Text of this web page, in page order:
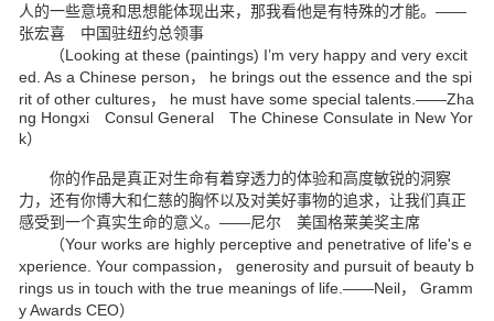
人的一些意境和思想能体现出来，那我看他是有特殊的才能。——
张宏喜 中国驻纽约总领事
（Looking at these (paintings) I’m very happy and very excit
ed. As a Chinese person， he brings out the essence and the spi
rit of other cultures， he must have some special talents.——Zha
ng Hongxi Consul General The Chinese Consulate in New Yor
k）
你的作品是真正对生命有着穿透力的体验和高度敏锐的洞察
力，还有你博大和仁慈的胸怀以及对美好事物的追求，让我们真正
感受到一个真实生命的意义。——尼尔 美国格莱美奖主席
（Your works are highly perceptive and penetrative of life's e
xperience. Your compassion， generosity and pursuit of beauty b
rings us in touch with the true meanings of life.——Neil， Gramm
y Awards CEO）